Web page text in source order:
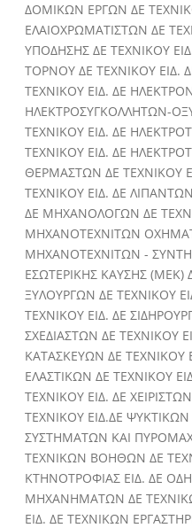
ΔΟΜΙΚΩΝ ΕΡΓΩΝ ΔΕ
ΕΛΑΙΟΧΡΩΜΑΤΙΣΤΩΝ ΔΕ
ΥΠΟΔΗΣΗΣ ΔΕ ΤΕΧΝΙΚΟΥ
ΤΟΡΝΟΥ ΔΕ ΤΕΧΝΙΚΟΥ ΕΙΔ.
ΤΕΧΝΙΚΟΥ ΕΙΔ. ΔΕ
ΗΛΕΚΤΡΟΣΥΓΚΟΛΛΗΤΩΝ-
ΤΕΧΝΙΚΟΥ ΕΙΔ. ΔΕ
ΤΕΧΝΙΚΟΥ ΕΙΔ. ΔΕ
ΘΕΡΜΑΣΤΩΝ ΔΕ ΤΕΧΝΙΚΟΥ
ΤΕΧΝΙΚΟΥ ΕΙΔ. ΔΕ
ΔΕ ΜΗΧΑΝΟΛΟΓΩΝ ΔΕ
ΜΗΧΑΝΟΤΕΧΝΙΤΩΝ
ΜΗΧΑΝΟΤΕΧΝΙΤΩΝ -
ΕΣΩΤΕΡΙΚΗΣ ΚΑΥΣΗΣ (ΜΕΚ)
ΞΥΛΟΥΡΓΩΝ ΔΕ ΤΕΧΝΙΚΟΥ
ΤΕΧΝΙΚΟΥ ΕΙΔ. ΔΕ
ΣΧΕΔΙΑΣΤΩΝ ΔΕ ΤΕΧΝΙΚΟΥ
ΚΑΤΑΣΚΕΥΩΝ ΔΕ ΤΕΧΝΙΚΟΥ
ΕΛΑΣΤΙΚΩΝ ΔΕ ΤΕΧΝΙΚΟΥ
ΤΕΧΝΙΚΟΥ ΕΙΔ. ΔΕ
ΤΕΧΝΙΚΟΥ ΕΙΔ.ΔΕ
ΣΥΣΤΗΜΑΤΩΝ ΚΑΙ
ΤΕΧΝΙΚΩΝ ΒΟΗΘΩΝ ΔΕ
ΚΤΗΝΟΤΡΟΦΙΑΣ ΕΙΔ. ΔΕ
ΜΗΧΑΝΗΜΑΤΩΝ ΔΕ
ΕΙΔ. ΔΕ ΤΕΧΝΙΚΩΝ